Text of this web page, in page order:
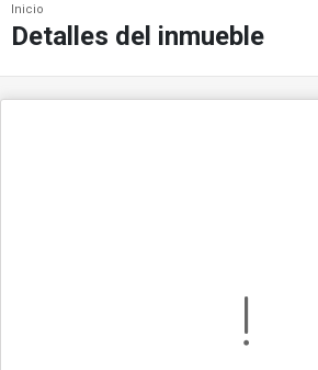
Inicio
Detalles del inmueble